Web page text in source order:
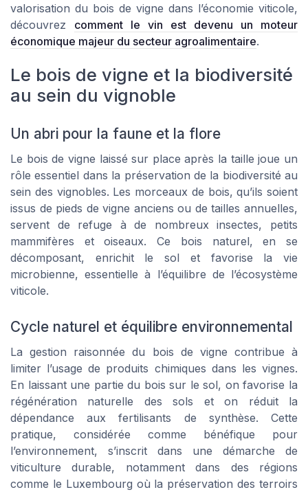
valorisation du bois de vigne dans l’économie viticole,
découvrez comment le vin est devenu un moteur
économique majeur du secteur agroalimentaire.
Le bois de vigne et la biodiversité
au sein du vignoble
Un abri pour la faune et la flore
Le bois de vigne laissé sur place après la taille joue un
rôle essentiel dans la préservation de la biodiversité au
sein des vignobles. Les morceaux de bois, qu’ils soient
issus de pieds de vigne anciens ou de tailles annuelles,
servent de refuge à de nombreux insectes, petits
mammifères et oiseaux. Ce bois naturel, en se
décomposant, enrichit le sol et favorise la vie
microbienne, essentielle à l’équilibre de l’écosystème
viticole.
Cycle naturel et équilibre environnemental
La gestion raisonnée du bois de vigne contribue à
limiter l’usage de produits chimiques dans les vignes.
En laissant une partie du bois sur le sol, on favorise la
régénération naturelle des sols et on réduit la
dépendance aux fertilisants de synthèse. Cette
pratique, considérée comme bénéfique pour
l’environnement, s’inscrit dans une démarche de
viticulture durable, notamment dans des régions
comme le Luxembourg où la préservation des terroirs